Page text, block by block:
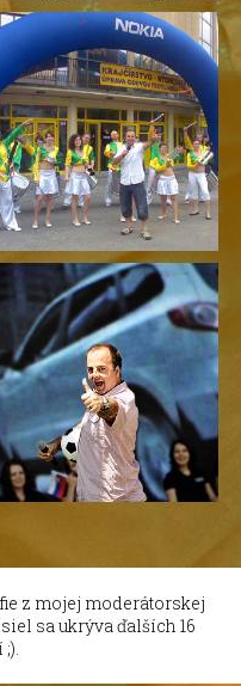
z mojej moderátorskej
sa ukrýva ďalších 16